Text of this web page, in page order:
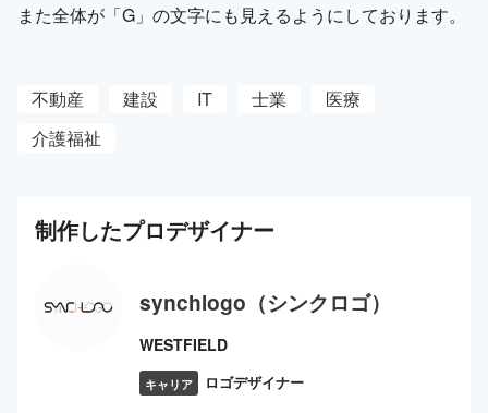
また全体が「G」の文字にも見えるようにしております。
不動産 建設 IT 士業
医療
介護福祉
制作したプロデザイナー
synchlogo（シンクロゴ）
WESTFIELD
キャリア ロゴデザイナー